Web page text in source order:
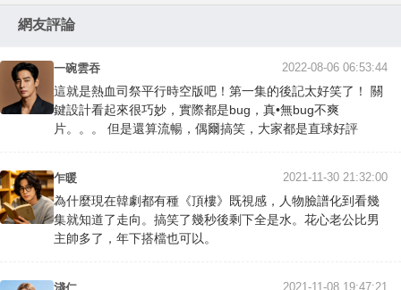
網友評論
一碗雲吞 2022-08-06 06:53:44
這就是熱血司祭平行時空版吧！第一集的後記太好笑了！ 關
鍵設計看起來很巧妙，實際都是bug，真•無bug不爽
片。。。 但是還算流暢，偶爾搞笑，大家都是直球好評
乍暖 2021-11-30 21:32:00
為什麼現在韓劇都有種《頂樓》既視感，人物臉譜化到看幾
集就知道了走向。搞笑了幾秒後剩下全是水。花心老公比男
主帥多了，年下搭檔也可以。
2021-11-08 19:47:21